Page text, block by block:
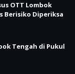
OTT Lombok
Berisiko Diperiksa
Tengah di Pukul